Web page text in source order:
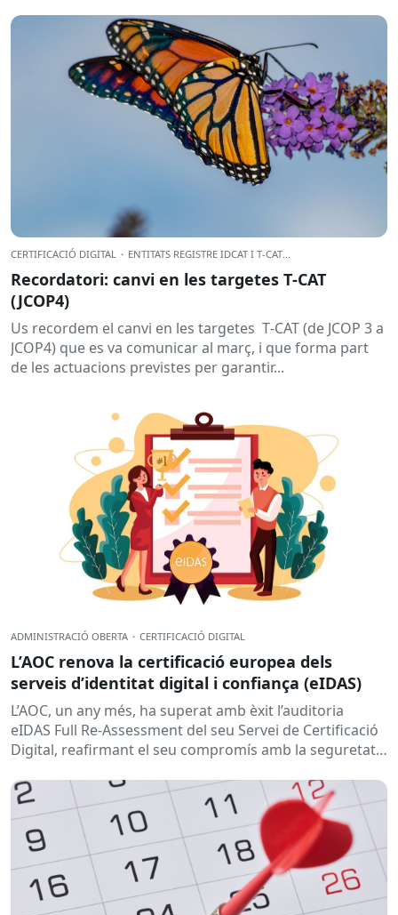
CERTIFICACIÓ DIGITAL · ENTITATS REGISTRE IDCAT I T-CAT
Recordatori: canvi en les targetes T‑CAT
(JCOP4)
Us recordem el canvi en les targetes T‑CAT (de JCOP 3 a
JCOP4) que es va comunicar al març, i que forma part
de les actuacions previstes per garantir...
ADMINISTRACIÓ OBERTA · CERTIFICACIÓ DIGITAL
L’AOC renova la certificació europea dels
serveis d’identitat digital i confiança (eIDAS)
L’AOC, un any més, ha superat amb èxit l’auditoria
eIDAS Full Re-Assessment del seu Servei de Certificació
Digital, reafirmant el seu compromís amb la seguretat,